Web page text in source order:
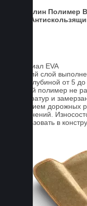
Ковролин Полимер
Материал EVA
Верхний слой
сетки глубиной от 5
Данный полимер не
температур и
действием дорожных
загрязнений.
использовать в